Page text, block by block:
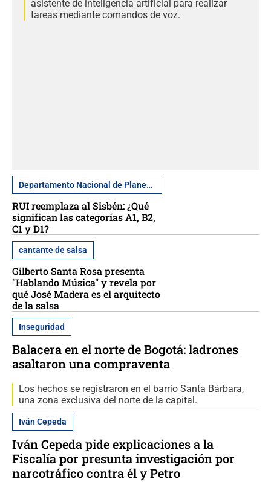
asistente de inteligencia artificial para realizar
tareas mediante comandos de voz.
Departamento Nacional de Planeación
RUI reemplaza al Sisbén: ¿Qué
significan las categorías A1, B2,
C1 y D1?
cantante de salsa
Gilberto Santa Rosa presenta
"Hablando Música" y revela por
qué José Madera es el arquitecto
de la salsa
Inseguridad
Balacera en el norte de Bogotá: ladrones
asaltaron una compraventa
Los hechos se registraron en el barrio Santa Bárbara,
una zona exclusiva del norte de la capital.
Iván Cepeda
Iván Cepeda pide explicaciones a la
Fiscalía por presunta investigación por
narcotráfico contra él y Petro